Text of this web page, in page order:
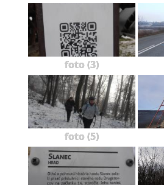
foto (3)
foto (5)